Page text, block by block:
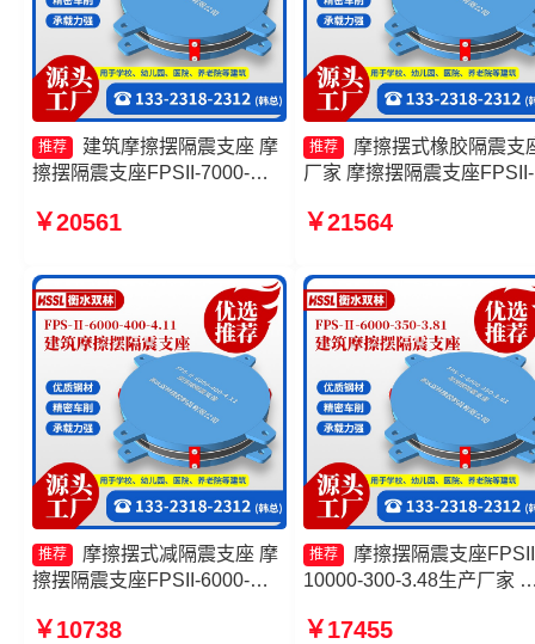
推荐
建筑摩擦摆隔震支座 摩
擦摆隔震支座FPSII-7000-
FPSII-10000-400-4.11生产厂
9000-300-3.48生产厂家
￥20561
推荐
摩擦摆式橡胶隔震支
厂家 摩擦摆隔震支座FPSII-
摆隔震支座FPSII-7000-
￥21564
推荐
摩擦摆式减隔震支座 摩
擦摆隔震支座FPSII-6000-
支座FBD生产厂家 摩擦摆式
￥10738
推荐
摩擦摆隔震支座
10000-300-3.48生产厂家
10000KN摩擦摆隔震支座
￥17455